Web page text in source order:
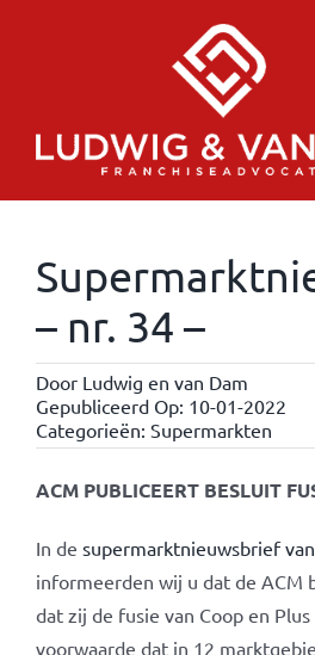
– nr. 34 –
Door Ludwig en van Dam
Gepubliceerd Op: 10-01-2022
Categorieën: Supermarkten
ACM PUBLICEERT BESLUIT
In de supermarktnieuwsbrief
informeerden wij u dat de ACM
dat zij de fusie van Coop en
voorwaarde dat in 12